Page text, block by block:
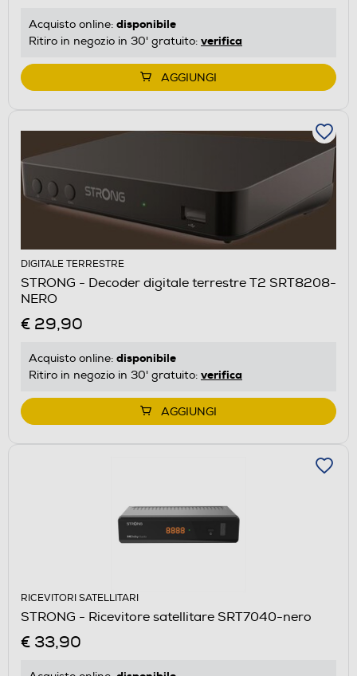
Acquisto online: disponibile
Ritiro in negozio in 30' gratuito: verifica
AGGIUNGI
DIGITALE TERRESTRE
STRONG - Decoder digitale terrestre T2 SRT8208-
NERO
€ 29,90
Acquisto online: disponibile
Ritiro in negozio in 30' gratuito: verifica
AGGIUNGI
RICEVITORI SATELLITARI
STRONG - Ricevitore satellitare SRT7040-nero
€ 33,90